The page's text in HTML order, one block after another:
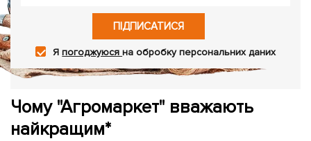
ПІДПИСАТИСЯ
Япогоджуюсяна обробку персональних даних
Чому "Агромаркет" вважають
найкращим*